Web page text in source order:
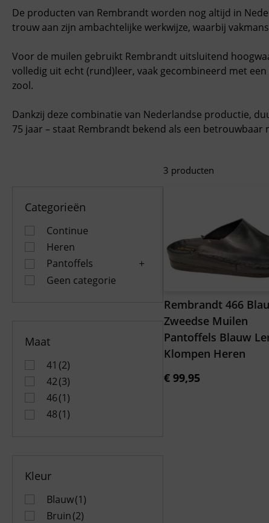
De producten van Rembrandt worden nog altijd in
trouw aan zijn ambachtelijke werkwijze, waarbij
Voor de muilen gebruikt Rembrandt uitsluitend
volledig uit echt (rund)leer, vaak gecombineerd met
zool.
Dankzij deze combinatie van Nederlandse productie,
75 jaar – staat Rembrandt bekend als een
Categorieën
Continue
Heren
Pantoffels
Geen categorie
Maat
41 (2)
42(3)
46(1)
48(1)
Kleur
Blauw(1)
Bruin(2)
3 producten
Rembrandt 466
Zweedse Muilen
Pantoffels Blauw
Klompen Heren
€ 99,95